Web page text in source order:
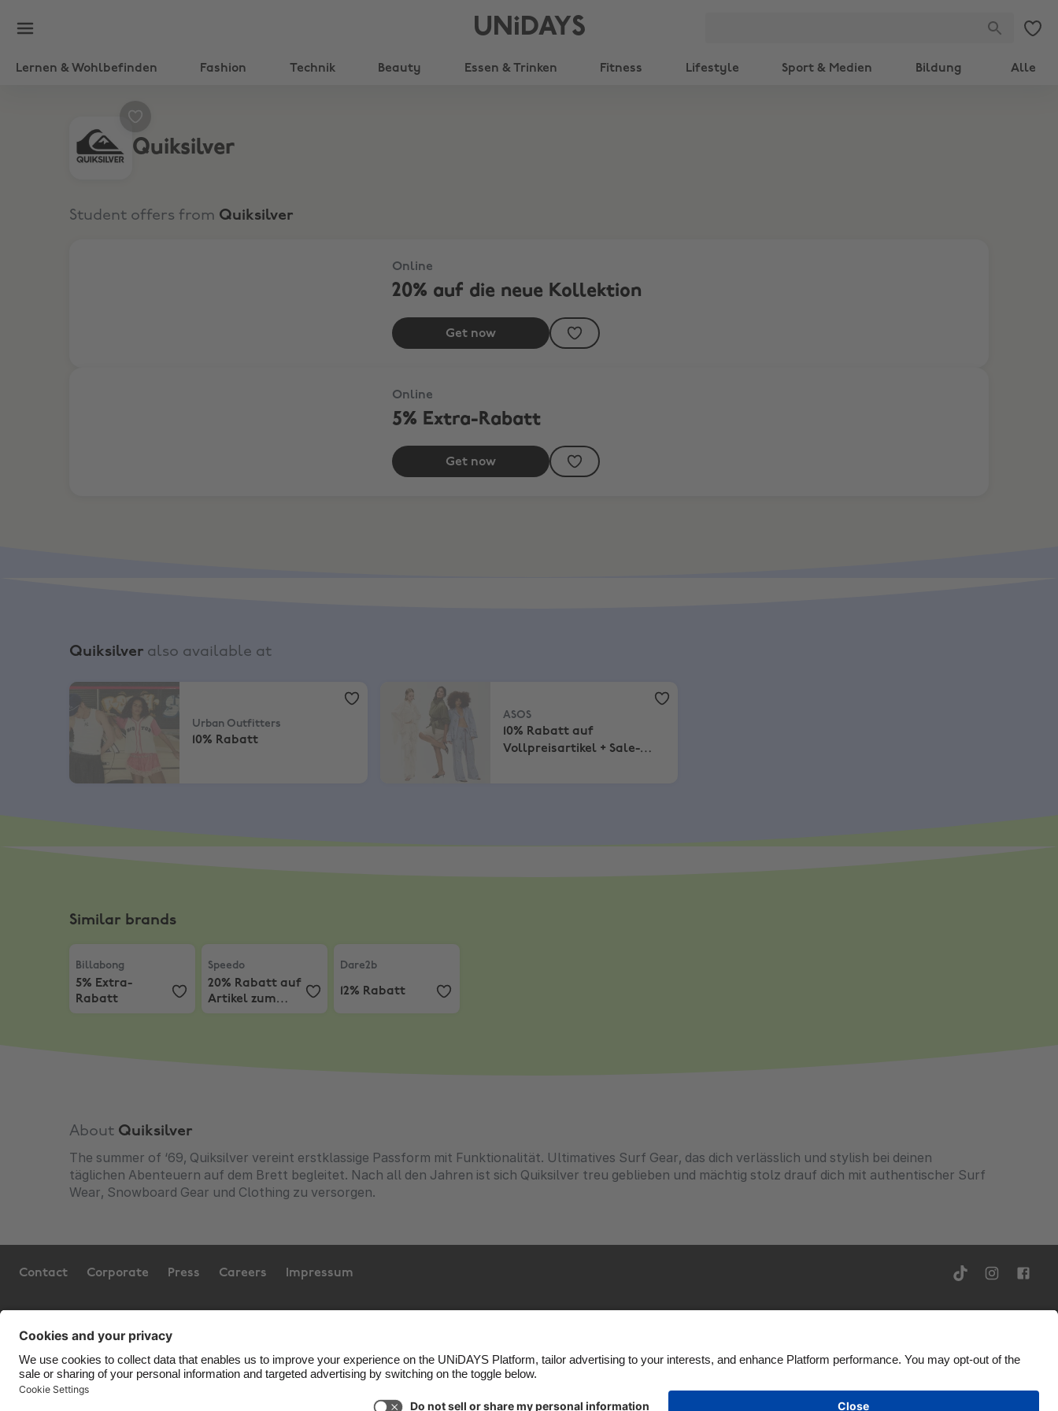
UNiDAYS
Lernen & Wohlbefinden Fashion Technik Beauty Essen & Trinken Fitness Lifestyle Sport & Medien Bildung Alle
Quiksilver
Student offers from Quiksilver
Online
20% auf die neue Kollektion
Get now
Online
5% Extra-Rabatt
Get now
Quiksilver also available at
Urban Outfitters,10% Rabatt
Urban Outfitters
10% Rabatt
ASOS, 10% Rabatt auf Vollpreisartikel + Sale-Artikel
ASOS
10% Rabatt auf
Vollpreisartikel + Sale-
Similar brands
Billabong
5% Extra-
Rabatt
Speedo
20% Rabatt auf
Artikel zum
vollen Preis
Dare2b
12% Rabatt
About Quiksilver
The summer of ‘69, Quiksilver vereint erstklassige Passform mit Funktionalität. Ultimatives Surf Gear, das dich verlässlich und stylish bei deinen
täglichen Abenteuern auf dem Brett begleitet. Nach all den Jahren ist sich Quiksilver treu geblieben und mächtig stolz drauf dich mit authentischer Surf
Wear, Snowboard Gear und Clothing zu versorgen.
Contact Corporate Press Careers Impressum
Support Terms of Service Cookie Policy Cookie settings